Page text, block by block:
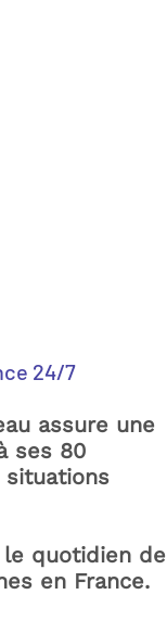
24/7
assure une
ses 80
quotidien de
en France.